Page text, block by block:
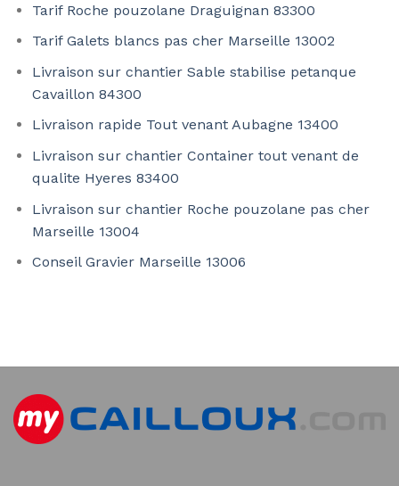
Tarif Roche pouzolane Draguignan 83300
Tarif Galets blancs pas cher Marseille 13002
Livraison sur chantier Sable stabilise petanque
Cavaillon 84300
Livraison rapide Tout venant Aubagne 13400
Livraison sur chantier Container tout venant de
qualite Hyeres 83400
Livraison sur chantier Roche pouzolane pas cher
Marseille 13004
Conseil Gravier Marseille 13006